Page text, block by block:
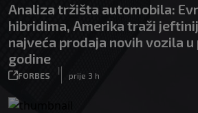
Analiza tržišta automobila:
hibridima, Amerika traži
najveća prodaja novih vozila
godine
FORBES
|
prije 3 h